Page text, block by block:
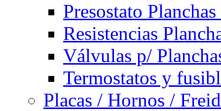
Presostato
Resistencias
Válvulas p/
Termostatos y
Placas / Hornos /